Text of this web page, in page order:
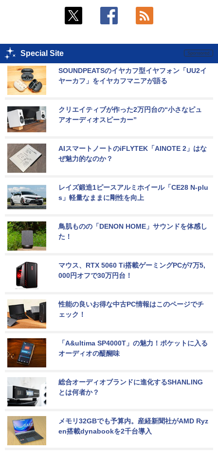
Special Site
SOUNDPEATSのイヤカフ型イヤフォン「UU2イ
ヤーカフ」をイヤカフマニアが語る
クリエイティブが作った2万円台の“小さなピュ
アオーディオスピーカー”
AIスマートノートのiFLYTEK「AINOTE 2」はな
ぜ魅力的なのか？
レイズ鍛造1ピースアルミホイール「CE28 N-plu
s」軽量なままに剛性を向上
鳥肌ものの「DENON HOME」サウンドを体感し
た！
マウス、RTX 5060 Ti搭載ゲーミングPCが7万5,
000円オフで30万円台！
性能の良いお得な中古PC情報はこのページでチ
ェック！
「A&ultima SP4000T」の魅力！ポケットに入る
オーディオの醍醐味
総合オーディオブランドに進化するSHANLING
とは何者か？
メモリ32GBでも予算内。産経新聞社がAMD Ryz
en搭載dynabookを2千台導入